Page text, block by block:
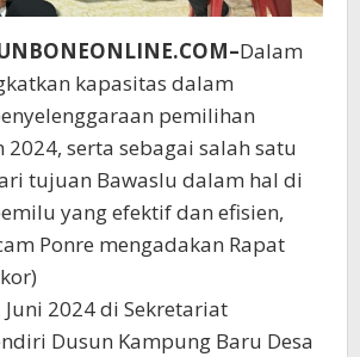
Dalam
kapasitas dalam
pemilihan
2024, serta sebagai salah satu
tujuan Bawaslu dalam hal di
yang efektif dan efisien,
Ponre mengadakan Rapat
2024 di Sekretariat
Dusun Kampung Baru Desa